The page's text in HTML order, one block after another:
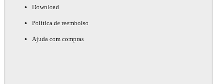
Download
Política de reembolso
Ajuda com compras